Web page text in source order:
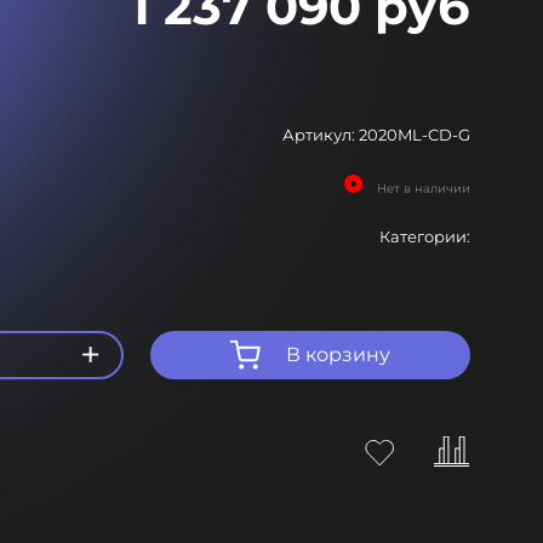
Артикул: 2020ML-CD-G
Нет в наличии
Категории:
В корзину
+